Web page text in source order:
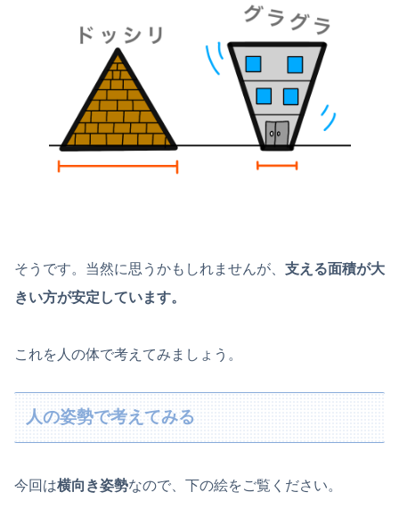
そうです。当然に思うかもしれませんが、 支える面積が大
きい方が安定しています。
これを人の体で考えてみましょう。
人の姿勢で考えてみる
今回は横向き姿勢なので、下の絵をご覧ください。